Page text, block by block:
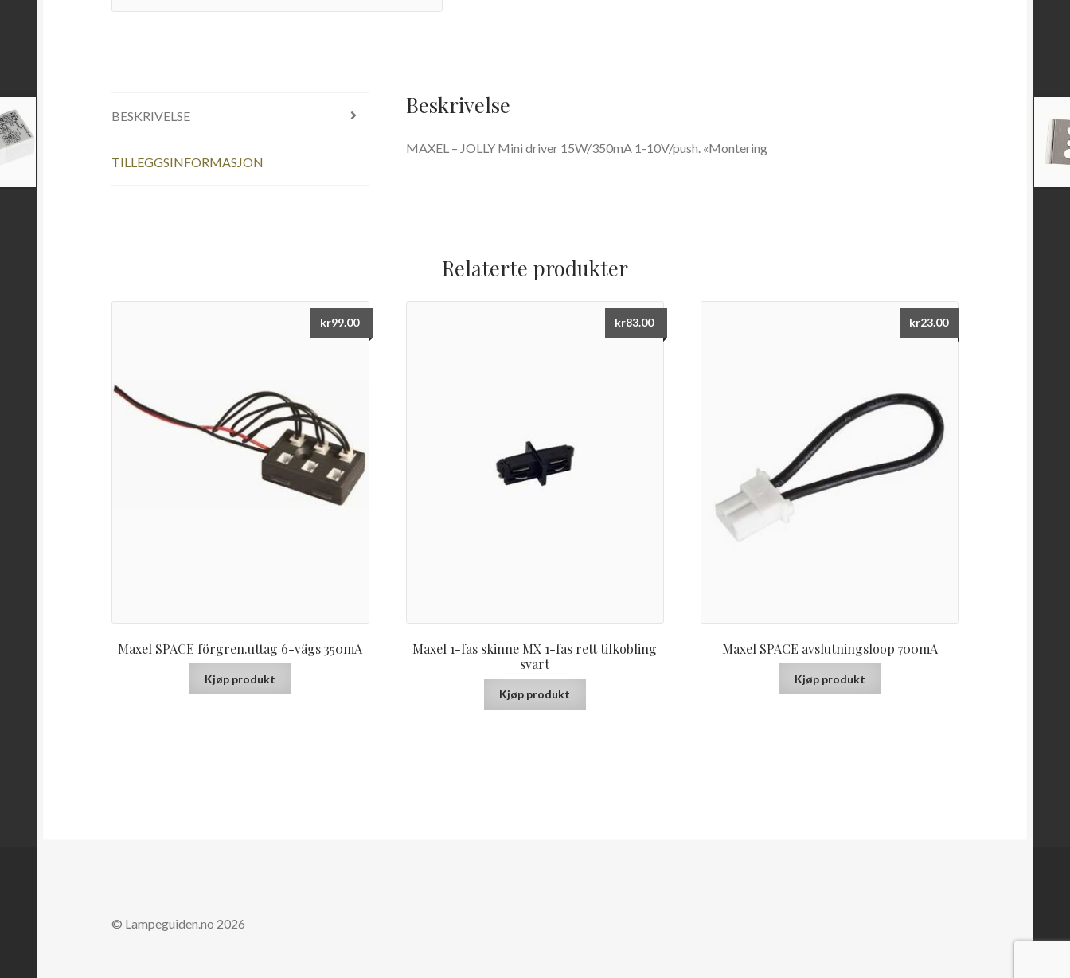
BESKRIVELSE
TILLEGGSINFORMASJON
Beskrivelse
MAXEL – JOLLY Mini driver 15W/350mA 1-10V/push. «Montering
Relaterte produkter
Maxel SPACE förgren.uttag 6-vägs 350mA
kr99.00
Kjøp produkt
Maxel 1-fas skinne MX 1-fas rett tilkobling
svart
kr83.00
Kjøp produkt
Maxel SPACE avslutningsloop 700mA
kr23.00
Kjøp produkt
© Lampeguiden.no 2026